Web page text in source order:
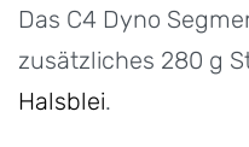
Das C4 Dyno
zusätzliches 280 g
Halsblei.